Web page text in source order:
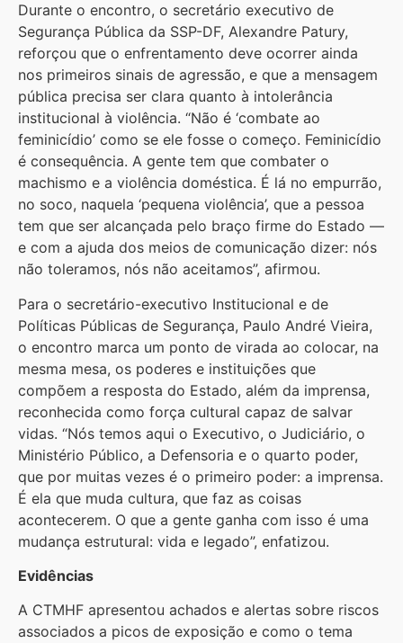
Durante o encontro, o secretário executivo de
Segurança Pública da SSP-DF, Alexandre Patury,
reforçou que o enfrentamento deve ocorrer ainda
nos primeiros sinais de agressão, e que a mensagem
pública precisa ser clara quanto à intolerância
institucional à violência. “Não é ‘combate ao
feminicídio’ como se ele fosse o começo. Feminicídio
é consequência. A gente tem que combater o
machismo e a violência doméstica. É lá no empurrão,
no soco, naquela ‘pequena violência’, que a pessoa
tem que ser alcançada pelo braço firme do Estado —
e com a ajuda dos meios de comunicação dizer: nós
não toleramos, nós não aceitamos”, afirmou.
Para o secretário-executivo Institucional e de
Políticas Públicas de Segurança, Paulo André Vieira,
o encontro marca um ponto de virada ao colocar, na
mesma mesa, os poderes e instituições que
compõem a resposta do Estado, além da imprensa,
reconhecida como força cultural capaz de salvar
vidas. “Nós temos aqui o Executivo, o Judiciário, o
Ministério Público, a Defensoria e o quarto poder,
que por muitas vezes é o primeiro poder: a imprensa.
É ela que muda cultura, que faz as coisas
acontecerem. O que a gente ganha com isso é uma
mudança estrutural: vida e legado”, enfatizou.
Evidências
A CTMHF apresentou achados e alertas sobre riscos
associados a picos de exposição e como o tema